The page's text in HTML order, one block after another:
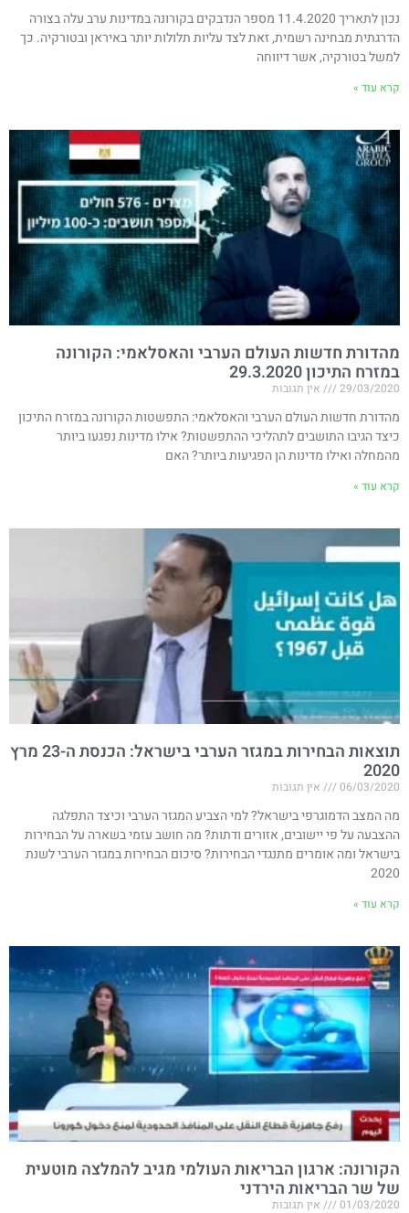
נכון לתאריך 11.4.2020 מספר הנדבקים בקורונה במדינות ערב עלה בצורה
הדרגתית מבחינה רשמית, זאת לצד עליות תלולות יותר באיראן ובטורקיה. כך
למשל בטורקיה, אשר דיווחה
קרא עוד »
מהדורת חדשות העולם הערבי והאסלאמי: הקורונה
במזרח התיכון 29.3.2020
29/03/2020 אין תגובות
מהדורת חדשות העולם הערבי והאסלאמי: התפשטות הקורונה במזרח התיכון
כיצד הגיבו התושבים לתהליכי ההתפשטות? אילו מדינות נפגעו ביותר
מהמחלה ואילו מדינות הן הפגיעות ביותר? האם
קרא עוד »
תוצאות הבחירות במגזר הערבי בישראל: הכנסת ה-23 מרץ
2020
06/03/2020 אין תגובות
מה המצב הדמוגרפי בישראל? למי הצביע המגזר הערבי וכיצד התפלגה
ההצבעה על פי יישובים, אזורים ודתות? מה חושב עזמי בשארה על הבחירות
בישראל ומה אומרים מתנגדי הבחירות? סיכום הבחירות במגזר הערבי לשנת
2020
קרא עוד »
הקורונה: ארגון הבריאות העולמי מגיב להמלצה מוטעית
של שר הבריאות הירדני
01/03/2020 אין תגובות